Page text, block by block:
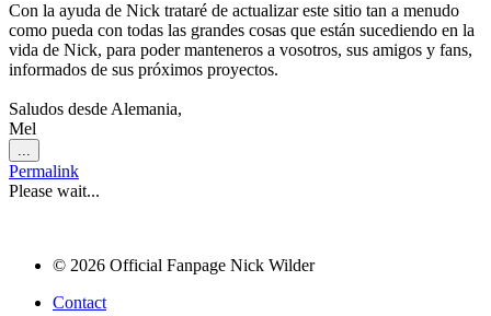
Con la ayuda de Nick trataré de actualizar este sitio tan a menudo
como pueda con todas las grandes cosas que están sucediendo en la
vida de Nick, para poder manteneros a vosotros, sus amigos y fans,
informados de sus próximos proyectos.
Saludos desde Alemania,
Mel
...
this
metabox.
Permalink
Please wait...
© 2026 Official Fanpage Nick Wilder
Contact